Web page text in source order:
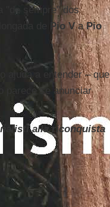
"de sempre" dos
de
Pio VaPio
ajuda a entender – que
parece se anunciar
alla riconquista